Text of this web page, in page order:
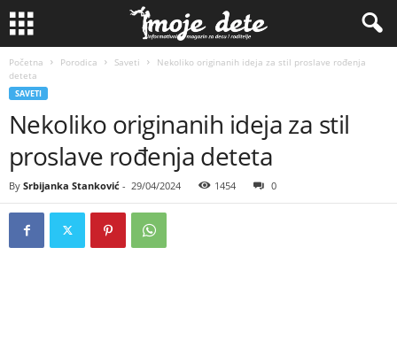
Početna Porodica Saveti
Nekoliko originanih ideja za stil proslave rođenja
deteta
SAVETI
Nekoliko originanih ideja za stil
proslave rođenja deteta
By Srbijanka Stanković - 29/04/2024 1454 0